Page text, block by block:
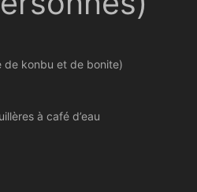
de konbu et de bonite)
à café d’eau